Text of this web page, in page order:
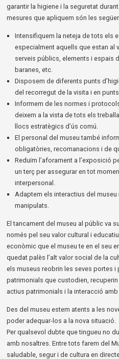
garantir la higiene i la seguretat
mesures que apliquem són les
Intensifiquem la neteja de tots els
especialment aquells que estan al
serveis públics, elements i espais
baranes, etc.
Disposem de diferents punts
del recorregut de la visita i en
Informem de les normes i
deixem a la vista de tots els
llocs estratègics d’ús comú.
El personal del museu també
obligatòries, recomanacions i de
Reduïm l’aforament a l’exposició
un terç per assegurar en tot
interpersonal.
Adaptem els interactius del
manipulats.
El tancament del museu al públic va
només pel seu valor cultural i
econòmic que el museu te en el seu
quedat palès l’alt valor social de la
els museus reobrin les seves portes i
patrimonials que custodien,
actius patrimonials i la interacció amb
Des del museu estem atents a les
poder adequar-los a la nova situació.
Per qualsevol dubte que tingueu no
amb nosaltres. Entre tots farem del
saludable, segur i de cultura en